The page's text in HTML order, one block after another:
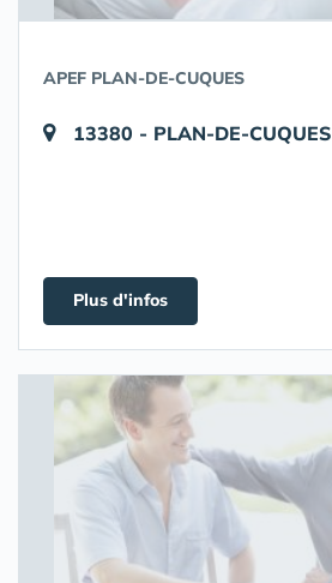
APEF PLAN-DE-CUQUES
13380 - PLAN-DE-CUQUES
Plus d'infos